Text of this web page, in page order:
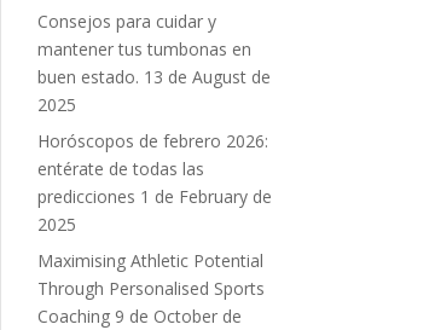
Consejos para cuidar y
mantener tus tumbonas en
buen estado. 13 de August de
2025
Horóscopos de febrero 2026:
entérate de todas las
predicciones 1 de February de
2025
Maximising Athletic Potential
Through Personalised Sports
Coaching 9 de October de